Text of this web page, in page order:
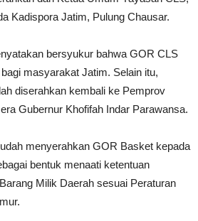
Kadispora Jatim, Pulung Chausar.
bersyukur bahwa GOR CLS
masyarakat Jatim. Selain itu,
diserahkan kembali ke Pemprov
Gubernur Khofifah Indar Parawansa.
menyerahkan GOR Basket kepada
bentuk menaati ketentuan
Milik Daerah sesuai Peraturan